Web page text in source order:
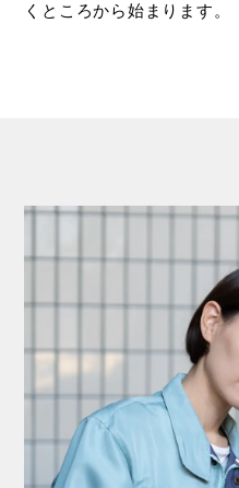
くところから始まります。